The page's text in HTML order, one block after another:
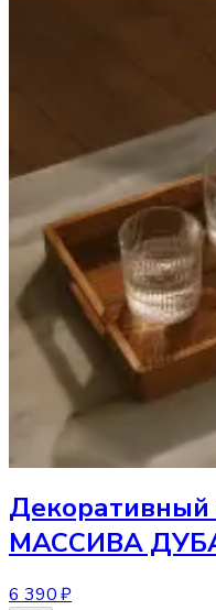
Декоративный
МАССИВА
6 390 ₽